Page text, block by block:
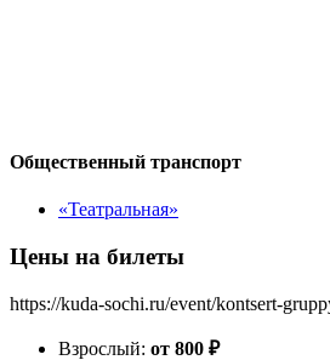
Общественный транспорт
«Театральная»
Цены на билеты
https://kuda-sochi.ru/event/kontsert-
Взрослый: от 800 ₽